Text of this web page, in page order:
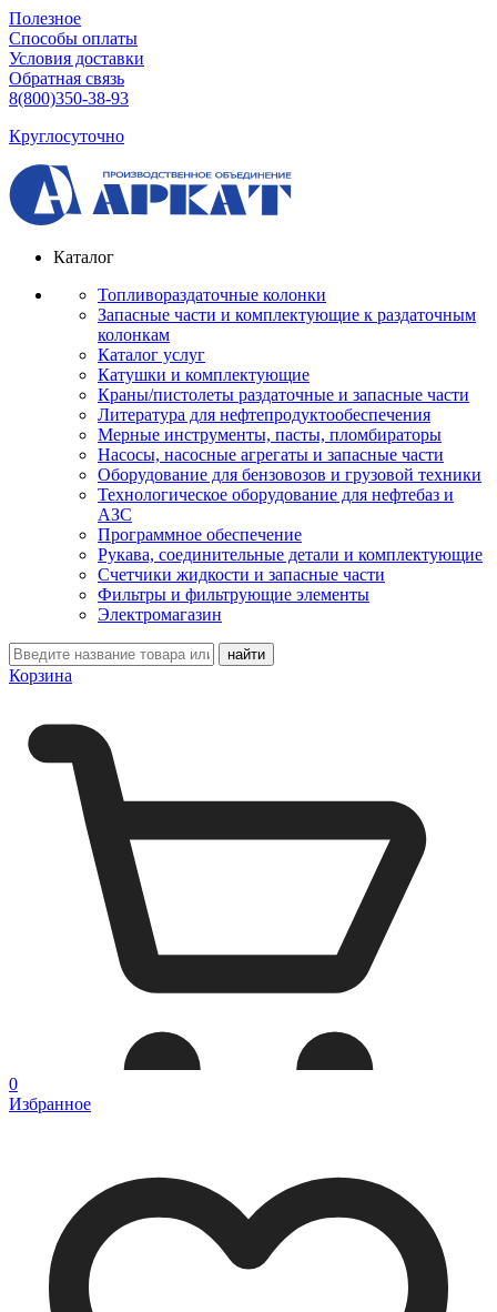
Полезное
Способы оплаты
Условия доставки
Обратная связь
8(800)350-38-93
Круглосуточно
Каталог
Топливораздаточные колонки
Запасные части и комплектующие к раздаточным
колонкам
Каталог услуг
Катушки и комплектующие
Краны/пистолеты раздаточные и запасные части
Литература для нефтепродуктообеспечения
Мерные инструменты, пасты, пломбираторы
Насосы, насосные агрегаты и запасные части
Оборудование для бензовозов и грузовой техники
Технологическое оборудование для нефтебаз и
АЗС
Программное обеспечение
Рукава, соединительные детали и комплектующие
Счетчики жидкости и запасные части
Фильтры и фильтрующие элементы
Электромагазин
Корзина
0
Избранное